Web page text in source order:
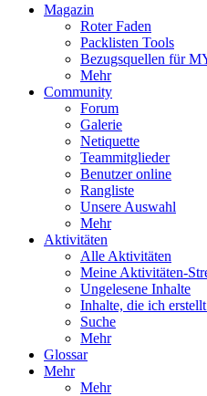
Magazin
Roter Faden
Packlisten Tools
Bezugsquellen für
Mehr
Community
Forum
Galerie
Netiquette
Teammitglieder
Benutzer online
Rangliste
Unsere Auswahl
Mehr
Aktivitäten
Alle Aktivitäten
Meine Aktivitäten-
Ungelesene Inhalte
Inhalte, die ich
Suche
Mehr
Glossar
Mehr
Mehr